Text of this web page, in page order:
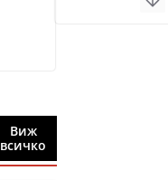
Виж
всичко